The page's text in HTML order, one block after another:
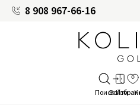
8 908 967-66-16